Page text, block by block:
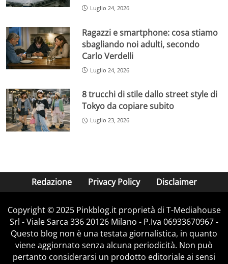
Luglio 24, 2026
Ragazzi e smartphone: cosa stiamo
sbagliando noi adulti, secondo
Carlo Verdelli
Luglio 24, 2026
8 trucchi di stile dallo street style di
Tokyo da copiare subito
Luglio 23, 2026
Redazione Privacy Policy Disclaimer
Copyright © 2025 Pinkblog.it proprietà di T-Mediahouse
Srl - Viale Sarca 336 20126 Milano - P.Iva 06933670967 -
Questo blog non è una testata giornalistica, in quanto
viene aggiornato senza alcuna periodicità. Non può
pertanto considerarsi un prodotto editoriale ai sensi